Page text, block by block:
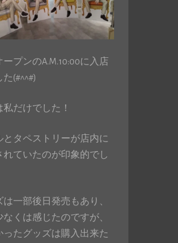
ープンのA.M.10:00に入店
た(#^^#)
私だけでした！
とタペストリーが店内に
れていたのが印象的でし
は一部後日発売もあり、
なくは感じたのですが、
ったグッズは購入出来た